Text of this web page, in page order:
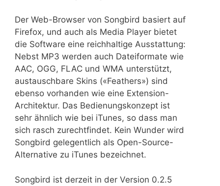
Der Web-Browser von Songbird basiert auf
Firefox, und auch als Media Player bietet
die Software eine reichhaltige Ausstattung:
Nebst MP3 werden auch Dateiformate wie
AAC, OGG, FLAC und WMA unterstützt,
austauschbare Skins («Feathers») sind
ebenso vorhanden wie eine Extension-
Architektur. Das Bedienungskonzept ist
sehr ähnlich wie bei iTunes, so dass man
sich rasch zurechtfindet. Kein Wunder wird
Songbird gelegentlich als Open-Source-
Alternative zu iTunes bezeichnet.
Songbird ist derzeit in der Version 0.2.5